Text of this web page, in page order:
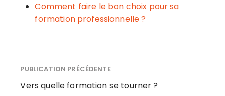
Comment faire le bon choix pour sa
formation professionnelle ?
PUBLICATION PRÉCÉDENTE
Vers quelle formation se tourner ?